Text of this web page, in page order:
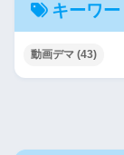
キーワ
動画デマ (43)